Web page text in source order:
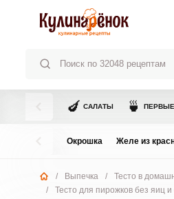
🍆 САЛАТЫ 🍵
Окрошка Желе из
/ Выпечка /
Тесто в
/
Тесто для пирожков без яиц